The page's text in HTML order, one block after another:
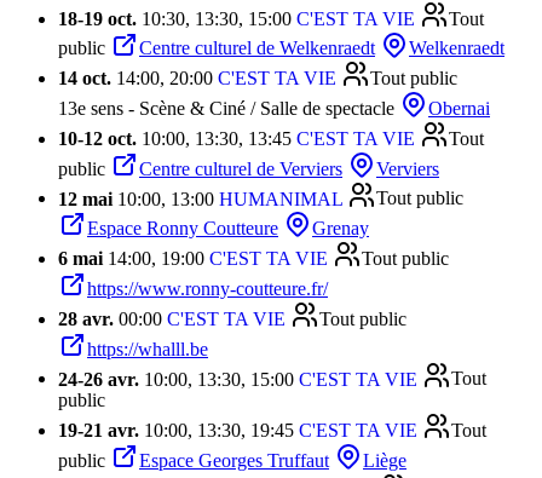
18-19 oct. 10:30, 13:30, 15:00 C'EST TA VIE
Tout
public
Centre culturel de Welkenraedt
Welkenraedt
14 oct. 14:00, 20:00 C'EST TA VIE
Tout public
13e sens - Scène & Ciné / Salle de spectacle
Obernai
10-12 oct. 10:00, 13:30, 13:45 C'EST TA VIE
Tout
public
Centre culturel de Verviers
Verviers
12 mai 10:00, 13:00 HUMANIMAL
Tout public
Espace Ronny Coutteure
Grenay
6 mai 14:00, 19:00 C'EST TA VIE
Tout public
https://www.ronny-coutteure.fr/
28 avr. 00:00 C'EST TA VIE
Tout public
https://whalll.be
24-26 avr. 10:00, 13:30, 15:00 C'EST TA VIE
Tout
public
19-21 avr. 10:00, 13:30, 19:45 C'EST TA VIE
Tout
public
Espace Georges Truffaut
Liège